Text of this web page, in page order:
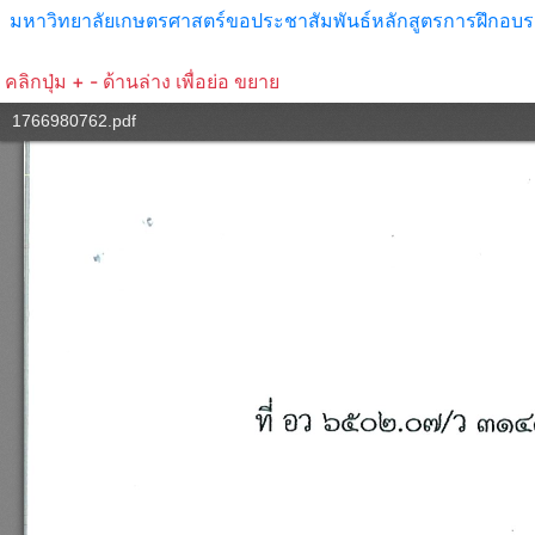
มหาวิทยาลัยเกษตรศาสตร์ขอประชาสัมพันธ์หลักสูตรการฝึกอบ
คลิกปุ่ม + - ด้านล่าง เพื่อย่อ ขยาย